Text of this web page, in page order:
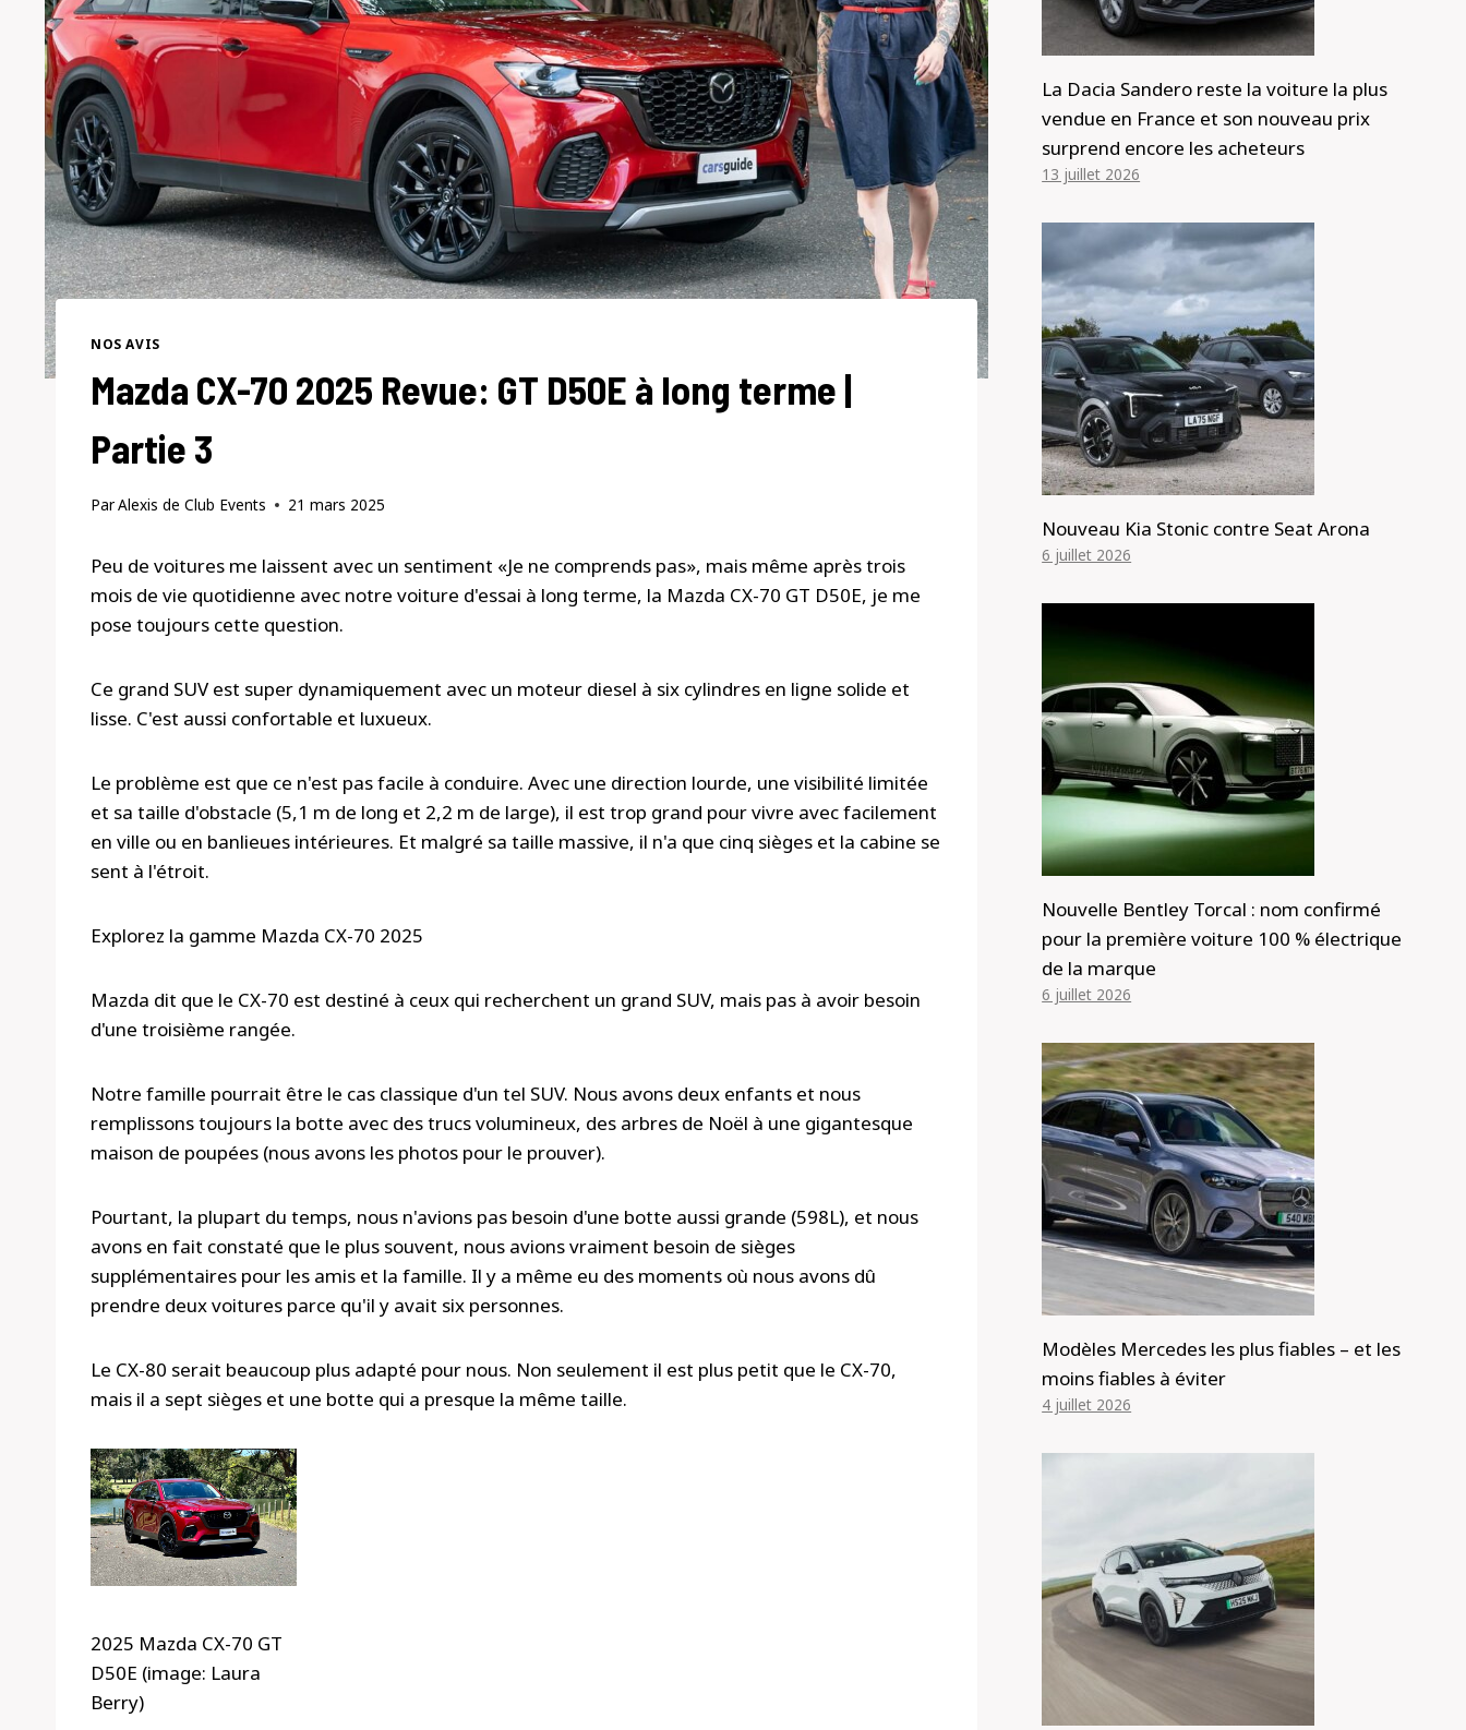
NOS AVIS
Mazda CX-70 2025 Revue: GT D50E à long terme |
Partie 3
ParAlexis de Club Events 21 mars 2025
Peu de voitures me laissent avec un sentiment «Je ne comprends pas», mais même après trois
mois de vie quotidienne avec notre voiture d'essai à long terme, la Mazda CX-70 GT D50E, je me
pose toujours cette question.
Ce grand SUV est super dynamiquement avec un moteur diesel à six cylindres en ligne solide et
lisse. C'est aussi confortable et luxueux.
Le problème est que ce n'est pas facile à conduire. Avec une direction lourde, une visibilité limitée
et sa taille d'obstacle (5,1 m de long et 2,2 m de large), il est trop grand pour vivre avec facilement
en ville ou en banlieues intérieures. Et malgré sa taille massive, il n'a que cinq sièges et la cabine se
sent à l'étroit.
Explorez la gamme Mazda CX-70 2025
Mazda dit que le CX-70 est destiné à ceux qui recherchent un grand SUV, mais pas à avoir besoin
d'une troisième rangée.
Notre famille pourrait être le cas classique d'un tel SUV. Nous avons deux enfants et nous
remplissons toujours la botte avec des trucs volumineux, des arbres de Noël à une gigantesque
maison de poupées (nous avons les photos pour le prouver).
Pourtant, la plupart du temps, nous n'avions pas besoin d'une botte aussi grande (598L), et nous
avons en fait constaté que le plus souvent, nous avions vraiment besoin de sièges
supplémentaires pour les amis et la famille. Il y a même eu des moments où nous avons dû
prendre deux voitures parce qu'il y avait six personnes.
Le CX-80 serait beaucoup plus adapté pour nous. Non seulement il est plus petit que le CX-70,
mais il a sept sièges et une botte qui a presque la même taille.
2025 Mazda CX-70 GT
D50E (image: Laura
Berry)
La Dacia Sandero reste la voiture la plus
vendue en France et son nouveau prix
surprend encore les acheteurs
13 juillet 2026
Nouveau Kia Stonic contre Seat Arona
6 juillet 2026
Nouvelle Bentley Torcal : nom confirmé
pour la première voiture 100 % électrique
de la marque
6 juillet 2026
Modèles Mercedes les plus fiables – et les
moins fiables à éviter
4 juillet 2026